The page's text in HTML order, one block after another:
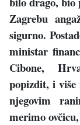
Zagrebu
sigurno.
ministar
Cibone,
popizdit, i više
njegovim
merimo